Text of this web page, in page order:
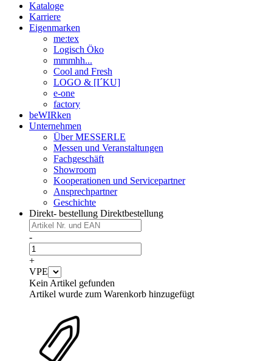
Kataloge
Karriere
Eigenmarken
me:tex
Logisch Öko
mmmhh...
Cool and Fresh
LOGO & [I´KU]
e-one
factory
beWIRken
Unternehmen
Über MESSERLE
Messen und Veranstaltungen
Fachgeschäft
Showroom
Kooperationen und Servicepartner
Ansprechpartner
Geschichte
Direkt- bestellung Direktbestellung
-
+
VPE
Kein Artikel gefunden
Artikel wurde zum Warenkorb hinzugefügt